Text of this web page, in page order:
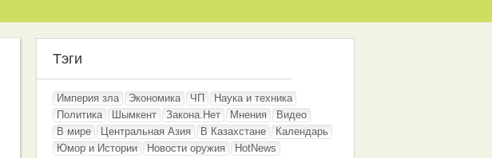
Тэги
Империя зла Экономика ЧП
Наука и техника
Политика
Шымкент Закона.Нет Мнения
Видео
В мире
Центральная Азия В Казахстане
Календарь
Юмор и Истории
Новости оружия
HotNews